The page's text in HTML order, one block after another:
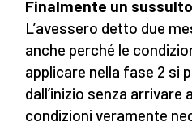
Finalmente un
L’avessero detto due
anche perché le
applicare nella fase 2 si
dall’inizio senza
condizioni veramente